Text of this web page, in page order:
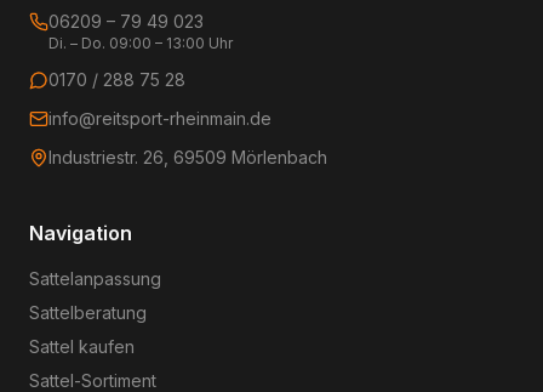
06209 – 79 49 023
Di. – Do. 09:00 – 13:00 Uhr
0170 / 288 75 28
info@reitsport-rheinmain.de
Industriestr. 26, 69509 Mörlenbach
Navigation
Sattelanpassung
Sattelberatung
Sattel kaufen
Sattel-Sortiment